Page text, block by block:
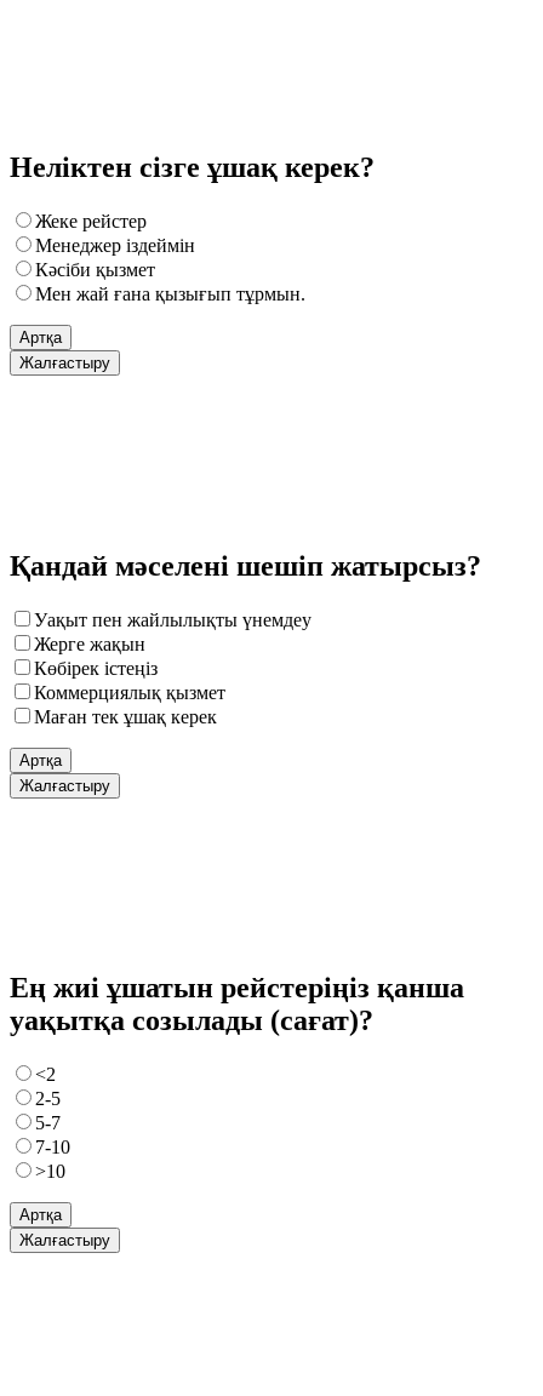
Неліктен сізге ұшақ керек?
Жеке рейстер
Менеджер іздеймін
Кәсіби қызмет
Мен жай ғана қызығып тұрмын.
Артқа
Жалғастыру
Қандай мәселені шешіп жатырсыз?
Уақыт пен жайлылықты үнемдеу
Жерге жақын
Көбірек істеңіз
Коммерциялық қызмет
Маған тек ұшақ керек
Артқа
Жалғастыру
Ең жиі ұшатын рейстеріңіз қанша
уақытқа созылады (сағат)?
<2
2-5
5-7
7-10
>10
Артқа
Жалғастыру